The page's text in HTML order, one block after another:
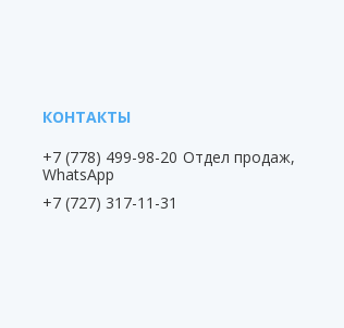
+7 (778) 499-98-20 Отдел продаж,
WhatsApp
+7 (727) 317-11-31